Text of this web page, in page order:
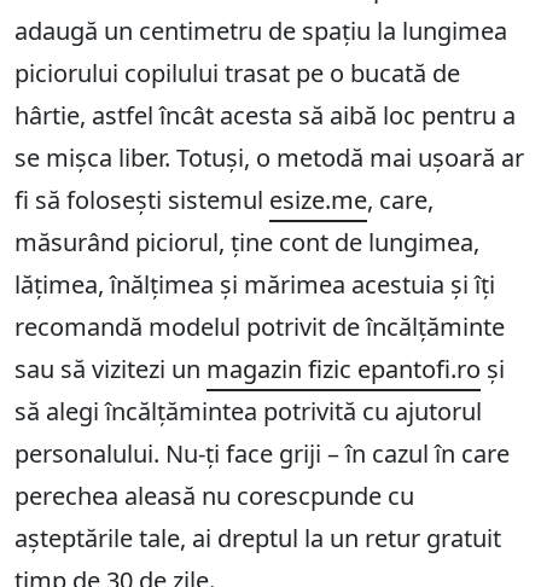
adaugă un centimetru de spațiu la lungimea
piciorului copilului trasat pe o bucată de
hârtie, astfel încât acesta să aibă loc pentru a
se mișca liber. Totuși, o metodă mai ușoară ar
fi să folosești sistemul esize.me, care,
măsurând piciorul, ține cont de lungimea,
lățimea, înălțimea și mărimea acestuia și îți
recomandă modelul potrivit de încălțăminte
sau să vizitezi un magazin fizic epantofi.ro și
să alegi încălțămintea potrivită cu ajutorul
personalului. Nu-ți face griji – în cazul în care
perechea aleasă nu corescpunde cu
așteptările tale, ai dreptul la un retur gratuit
timp de 30 de zile.